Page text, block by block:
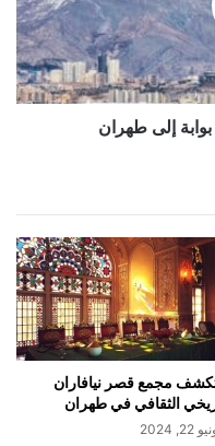
إلى طهران
مجمع قصر نيافاران
الثقافي في طهران
22, 2024